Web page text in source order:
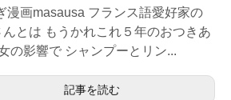
漫画masausa フランス語愛好家の
んとは もうかれこれ５年のおつきあ
の影響で シャンプーとリン...
記事を読む